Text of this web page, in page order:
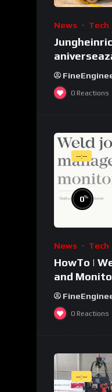
News Tech
pe piața
0 Reactions
--:--
0%
News Tech
HowTo |
and
Premium
0 Reactions
--:--